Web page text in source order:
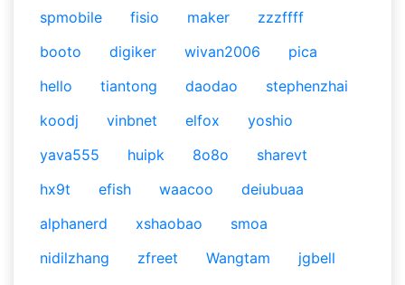
spmobile
fisio maker
zzzffff
booto
digiker wivan2006
pica
hello
tiantong daodao
stephenzhai
koodj
vinbnet elfox
yoshio
yava555
huipk 8o8o
sharevt
hx9t
efish waacoo
deiubuaa
alphanerd
xshaobao
smoa
nidilzhang
zfreet Wangtam
jgbell